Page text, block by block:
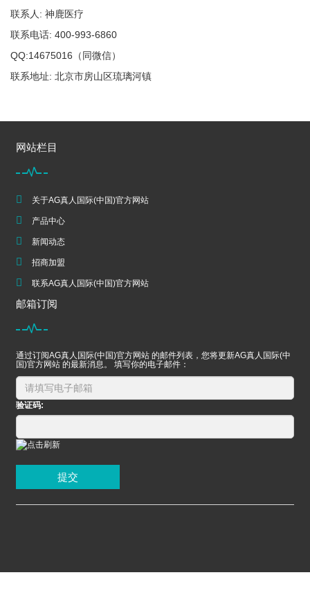
联系人: 神鹿医疗
联系电话: 400-993-6860
QQ:14675016（同微信）
联系地址: 北京市房山区琉璃河镇
网站栏目
关于AG真人国际(中国)官方网站
产品中心
新闻动态
招商加盟
联系AG真人国际(中国)官方网站
邮箱订阅
通过订阅AG真人国际(中国)官方网站 的邮件列表，您将更新AG真人国际(中
国)官方网站 的最新消息。 填写你的电子邮件：
验证码:
提交